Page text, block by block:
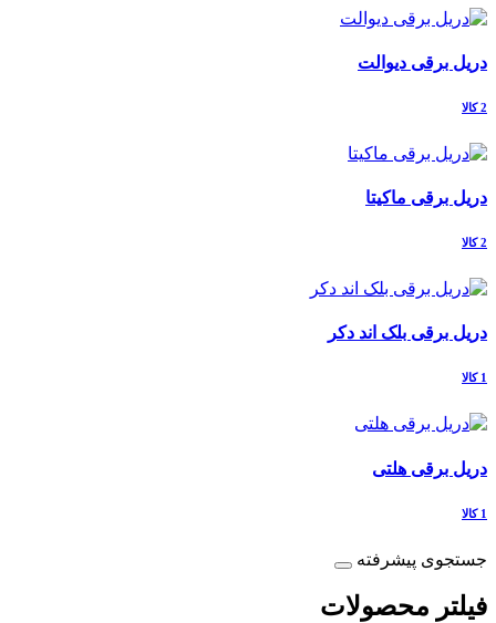
دریل برقی دیوالت
2 کالا
دریل برقی ماکیتا
2 کالا
دریل برقی بلک اند دکر
1 کالا
دریل برقی هلتی
1 کالا
جستجوی پیشرفته
فیلتر محصولات